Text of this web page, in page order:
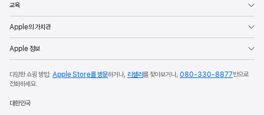
교육
Apple의 가치관
Apple 정보
다양한 쇼핑 방법: Apple Store를 방문하거나, 리셀러를 찾아보거나, 080-330-8877번으로
전화하세요.
대한민국